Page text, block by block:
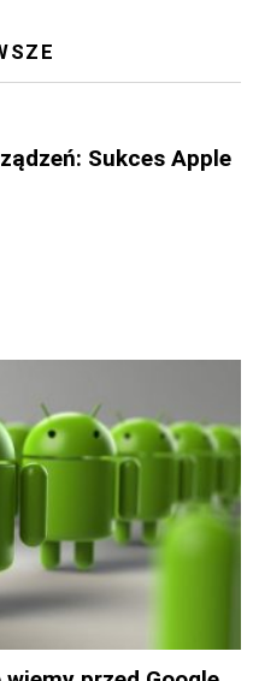
Sukces Apple